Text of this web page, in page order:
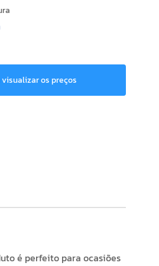
os preços
é perfeito para ocasiões